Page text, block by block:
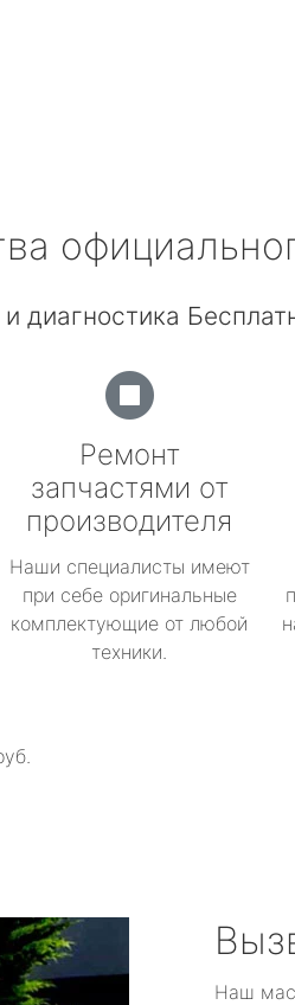
диагностика
Ремонт
запчастями от
производителя
Наши специалисты имеют
при себе оригинальные
комплектующие от любой
техники.
Наш